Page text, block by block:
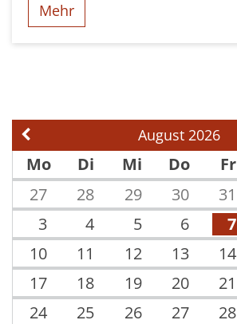
Mehr
Vorherige Seite August 2026
Mo
Di Mi Do Fr
27
28 29 30 31
3
4 5 6 7
10
11 12 13 14
17
18 19 20 21
24
25 26 27 28